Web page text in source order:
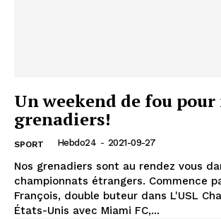
Un weekend de fou pour
grenadiers!
SPORT Hebdo24 - 2021-09-27
Nos grenadiers sont au rendez vous
championnats étrangers. Commence
François, double buteur dans L'USL
États-Unis avec Miami FC,...